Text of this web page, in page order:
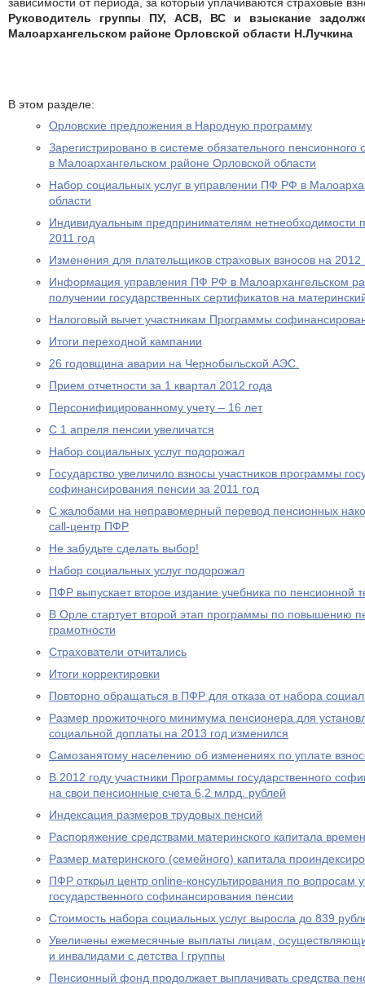
Руководитель группы ПУ, АСВ, ВС и взыскание
Малоархангельском районе Орловской области Н.Лучкина
В этом разделе:
Орловские предложения в Народную программу
Зарегистрировано в системе обязательного
в Малоархангельском районе Орловской области
Набор социальных услуг в управлении ПФ РФ в
области
Индивидуальным предпринимателям нетнеобходимости
2011 год
Изменения для плательщиков страховых взносов на 2012
Информация управления ПФ РФ в Малоархангельском
получении государственных сертификатов на
Налоговый вычет участникам Программы
Итоги переходной кампании
26 годовщина аварии на Чернобыльской АЭС.
Прием отчетности за 1 квартал 2012 года
Персонифицированному учету – 16 лет
С 1 апреля пенсии увеличатся
Набор социальных услуг подорожал
Государство увеличило взносы участников программы
софинансирования пенсии за 2011 год
С жалобами на неправомерный перевод пенсионных
call-центр ПФР
Не забудьте сделать выбор!
Набор социальных услуг подорожал
ПФР выпускает второе издание учебника по пенсионной
В Орле стартует второй этап программы по повышению
грамотности
Страхователи отчитались
Итоги корректировки
Повторно обращаться в ПФР для отказа от набора
Размер прожиточного минимума пенсионера для
социальной доплаты на 2013 год изменился
Самозанятому населению об изменениях по уплате
В 2012 году участники Программы государственного
на свои пенсионные счета 6,2 млрд. рублей
Индексация размеров трудовых пенсий
Распоряжение средствами материнского капитала
Размер материнского (семейного) капитала
ПФР открыл центр online-консультирования по вопросам
государственного софинансирования пенсии
Стоимость набора социальных услуг выросла до 839
Увеличены ежемесячные выплаты лицам,
и инвалидами с детства I группы
Пенсионный фонд продолжает выплачивать средства